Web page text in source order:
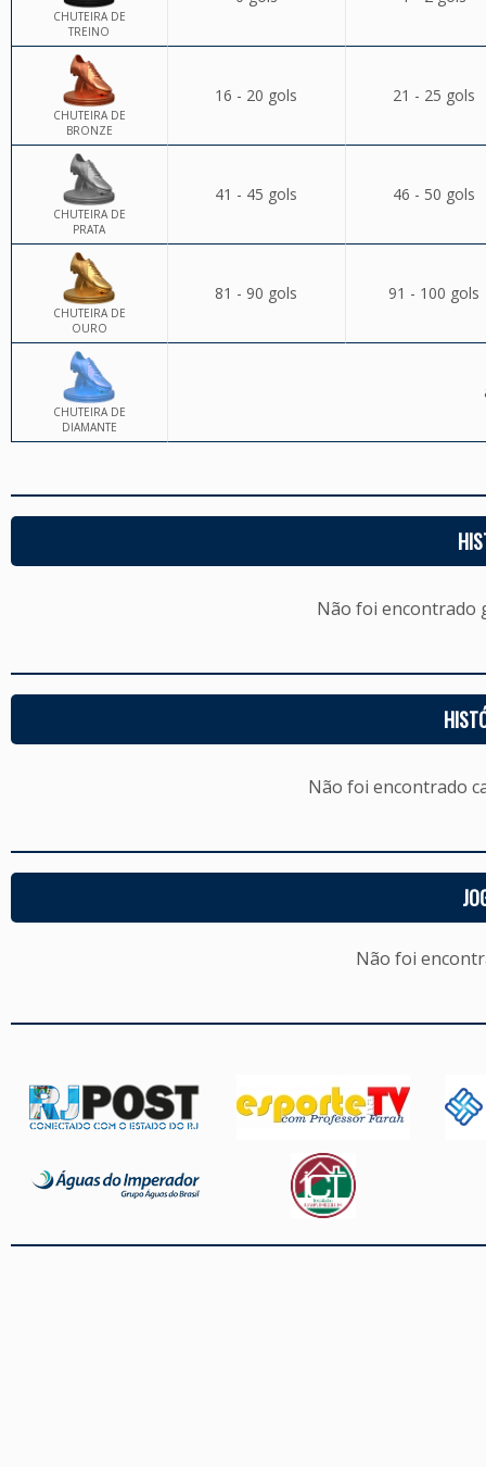
CHUTEIRA DE
TREINO
CHUTEIRA DE
BRONZE
16 - 20 gols 21 - 25 gols
CHUTEIRA DE
PRATA
41 - 45 gols 46 - 50 gols
CHUTEIRA DE
OURO
81 - 90 gols 91 - 100 gols
CHUTEIRA DE
DIAMANTE
Não foi encontrado
Não foi encontrado
Não foi